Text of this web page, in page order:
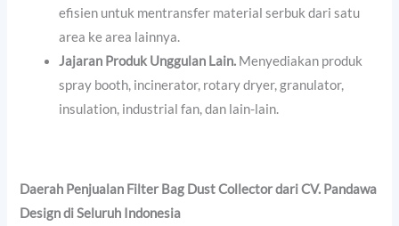
efisien untuk mentransfer material serbuk dari satu
area ke area lainnya.
Jajaran Produk Unggulan Lain. Menyediakan produk
spray booth, incinerator, rotary dryer, granulator,
insulation, industrial fan, dan lain-lain.
Daerah Penjualan Filter Bag Dust Collector dari CV. Pandawa
Design di Seluruh Indonesia